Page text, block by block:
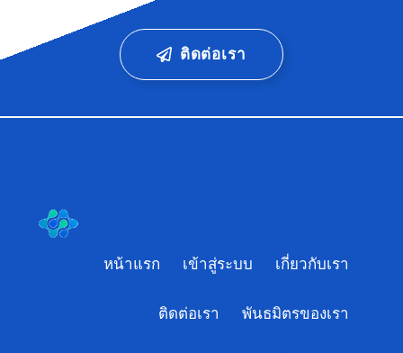
ติดต่อเรา
หน้าแรก เข้าสู่ระบบ เกี่ยวกับเรา
ติดต่อเรา พันธมิตรของเรา